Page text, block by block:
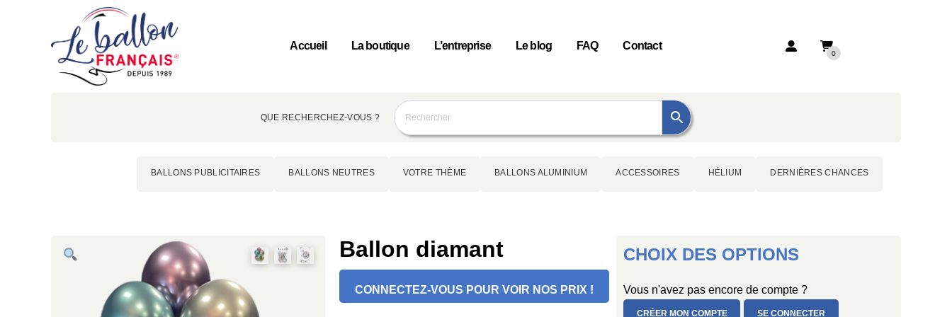
Accueil La boutique L’entreprise Le blog FAQ Contact
0
QUE RECHERCHEZ-VOUS ?
BALLONS PUBLICITAIRES BALLONS NEUTRES VOTRE THÈME BALLONS ALUMINIUM ACCESSOIRES HÉLIUM DERNIÈRES CHANCES
Ballon diamant
CONNECTEZ-VOUS POUR VOIR NOS PRIX !
CHOIX DES OPTIONS
Vous n'avez pas encore de compte ?
CRÉER MON COMPTE SE CONNECTER